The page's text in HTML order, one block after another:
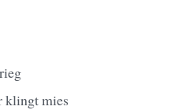
klingt mies